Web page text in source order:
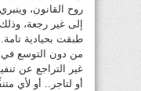
روح القانون،
إلى غير رجعة،
طبقت بحيادية
من دون التوسع في
غير التراجع عن
أو لتاجر.. أو لأي